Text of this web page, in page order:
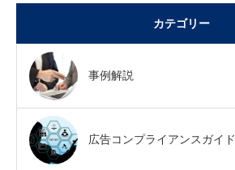
カテゴリー
事例解説
広告コンプライアンスガイド